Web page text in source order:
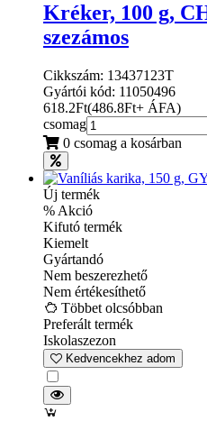
Kréker, 100 g,
szezámos
Cikkszám: 13437123T
Gyártói kód: 11050496
618.2Ft(486.8Ft+ ÁFA)
csomag
0 csomag a kosárban
Új termék
% Akció
Kifutó termék
Kiemelt
Gyártandó
Nem beszerezhető
Nem értékesíthető
Többet olcsóbban
Preferált termék
Iskolaszezon
Kedvencekhez adom